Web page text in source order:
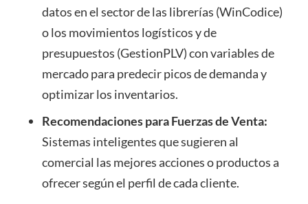
datos en el sector de las librerías (WinCodice)
o los movimientos logísticos y de
presupuestos (GestionPLV) con variables de
mercado para predecir picos de demanda y
optimizar los inventarios.
Recomendaciones para Fuerzas de Venta:
Sistemas inteligentes que sugieren al
comercial las mejores acciones o productos a
ofrecer según el perfil de cada cliente.